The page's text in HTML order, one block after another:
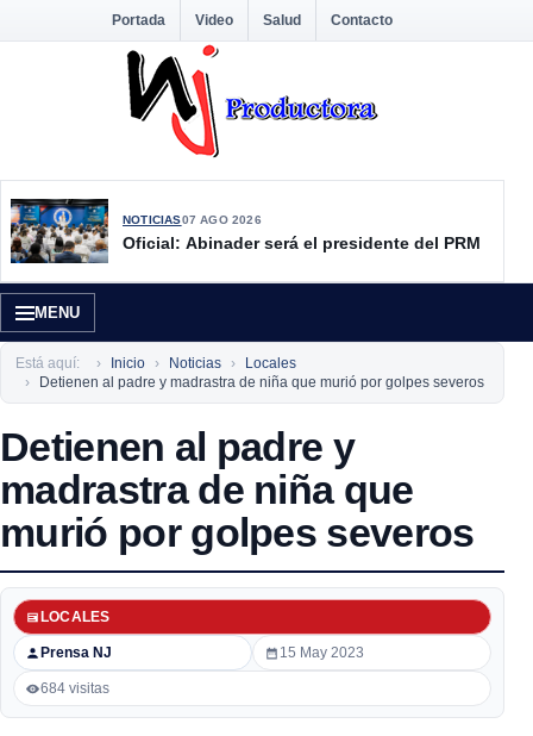
Portada Video Salud Contacto
NOTICIAS07 AGO 2026
Oficial: Abinader será el presidente del PRM
MENU
Está aquí: Inicio Noticias
Locales
Detienen al padre y madrastra de niña que murió por golpes severos
Detienen al padre y
madrastra de niña que
murió por golpes severos
Prensa NJ
LOCALES
15 May 2023
684 visitas